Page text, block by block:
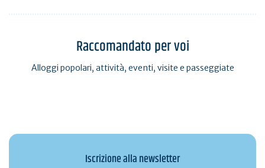
Raccomandato per voi
Alloggi popolari, attività, eventi, visite e passeggiate
Iscrizione alla newsletter